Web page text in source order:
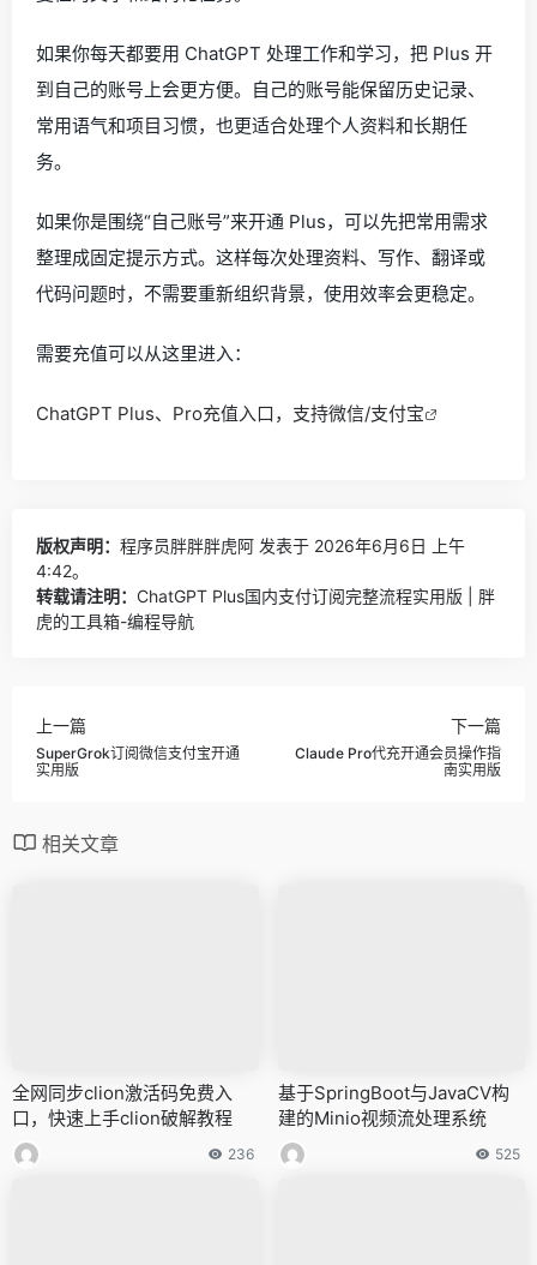
如果你每天都要用 ChatGPT 处理工作和学习，把 Plus 开
到自己的账号上会更方便。自己的账号能保留历史记录、
常用语气和项目习惯，也更适合处理个人资料和长期任
务。
如果你是围绕“自己账号”来开通 Plus，可以先把常用需求
整理成固定提示方式。这样每次处理资料、写作、翻译或
代码问题时，不需要重新组织背景，使用效率会更稳定。
需要充值可以从这里进入：
ChatGPT Plus、Pro充值入口，支持微信/支付宝
版权声明： 程序员胖胖胖虎阿 发表于 2026年6月6日 上午
4:42。
转载请注明： ChatGPT Plus国内支付订阅完整流程实用版 | 胖
虎的工具箱-编程导航
上一篇
SuperGrok订阅微信支付宝开通
实用版
下一篇
Claude Pro代充开通会员操作指
南实用版
相关文章
全网同步clion激活码免费入
口，快速上手clion破解教程
236
基于SpringBoot与JavaCV构
建的Minio视频流处理系统
525